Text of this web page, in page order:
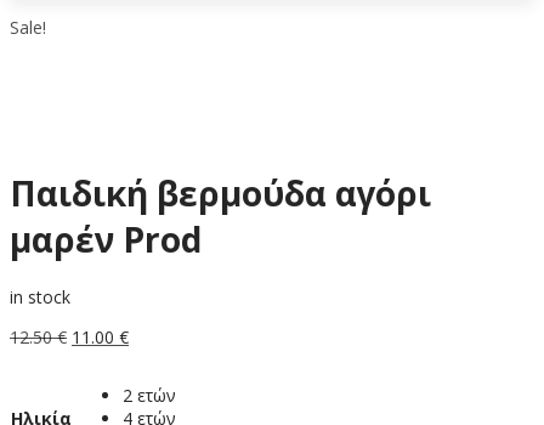
Sale!
Παιδική βερμούδα αγόρι
μαρέν Prod
in stock
12.50€ Original
12.50 €.
11.00 €Η
είναι:
Ηλικία
2 ετών
4 ετών